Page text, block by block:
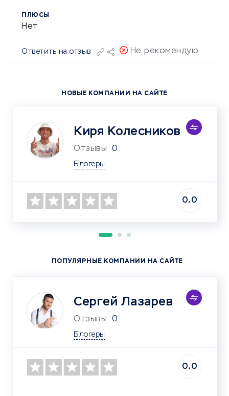
ПЛЮСЫ
Нет
Ответить на отзыв Не рекомендую
НОВЫЕ КОМПАНИИ НА САЙТЕ
Киря Колесников
Отзывы 0
Блогеры
0.0
ПОПУЛЯРНЫЕ КОМПАНИИ НА САЙТЕ
Сергей Лазарев
Отзывы 0
Блогеры
0.0